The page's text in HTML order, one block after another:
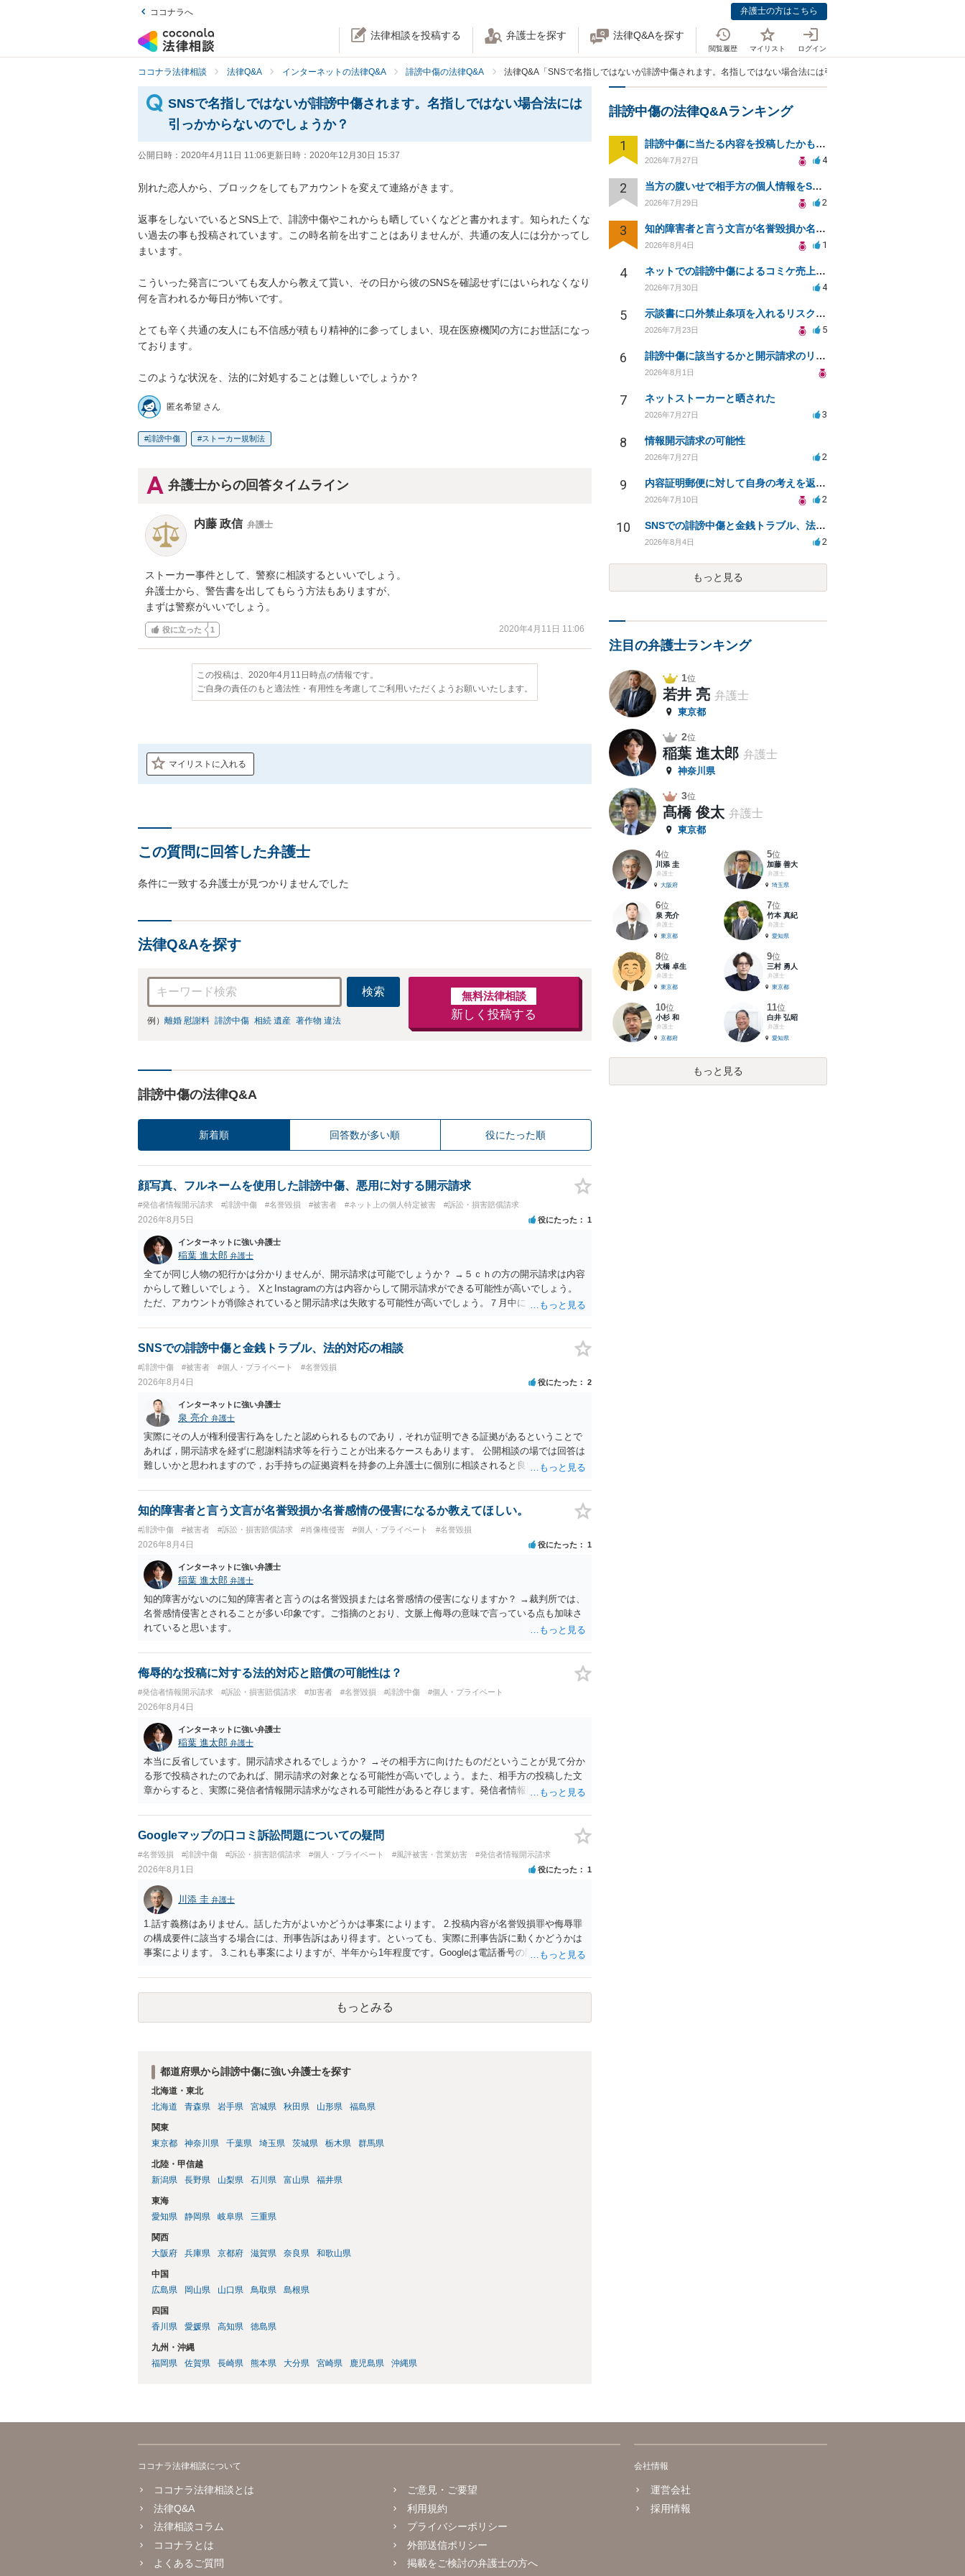
ココナラへ 弁護士の方はこちら
法律相談を投稿する 弁護士を探す 法律Q&Aを探す
閲覧履歴 マイリスト ログイン
ココナラ法律相談 法律Q&A インターネットの法律Q&A 誹謗中傷の法律Q&A 法律Q&A「SNSで名指しではないが誹謗中傷されます。名指しではない場合法には引っかからないのでしょうか？」
SNSで名指しではないが誹謗中傷されます。名指しではない場合法には
引っかからないのでしょうか？
公開日時： 2020年4月11日 11:06更新日時： 2020年12月30日 15:37
別れた恋人から、ブロックをしてもアカウントを変えて連絡がきます。
返事をしないでいるとSNS上で、誹謗中傷やこれからも晒していくなどと書かれます。知られたくな
い過去の事も投稿されています。この時名前を出すことはありませんが、共通の友人には分かってし
まいます。
こういった発言についても友人から教えて貰い、その日から彼のSNSを確認せずにはいられなくなり
何を言われるか毎日が怖いです。
とても辛く共通の友人にも不信感が積もり精神的に参ってしまい、現在医療機関の方にお世話になっ
ております。
このような状況を、法的に対処することは難しいでしょうか？
匿名希望 さん
誹謗中傷 ストーカー規制法
弁護士からの回答タイムライン
内藤 政信 弁護士
ストーカー事件として、警察に相談するといいでしょう。
弁護士から、警告書を出してもらう方法もありますが、
まずは警察がいいでしょう。
役に立った 1 2020年4月11日 11:06
この投稿は、2020年4月11日時点の情報です。
ご自身の責任のもと適法性・有用性を考慮してご利用いただくようお願いいたします。
マイリストに入れる
この質問に回答した弁護士
条件に一致する弁護士が見つかりませんでした
法律Q&Aを探す
検索
例） 離婚 慰謝料 誹謗中傷 相続 遺産 著作物 違法
無料法律相談
新しく投稿する
誹謗中傷の法律Q&A
新着順 回答数が多い順 役にたった順
顔写真、フルネームを使用した誹謗中傷、悪用に対する開示請求
#発信者情報開示請求 #誹謗中傷 #名誉毀損 #被害者 #ネット上の個人特定被害 #訴訟・損害賠償請求
2026年8月5日 役にたった 1
インターネットに強い弁護士
稲葉 進太郎 弁護士
全てが同じ人物の犯行かは分かりませんが、開示請求は可能でしょうか？ →５ｃｈの方の開示請求は内容
からして難しいでしょう。 XとInstagramの方は内容からして開示請求ができる可能性が高いでしょう。
ただ、アカウントが削除されていると開示請求は失敗する可能性が高いでしょう。７月中にアカウントが
相手に全ての弁護士費用を負担させることは可能でしょうか？ →訴訟外の交渉で相手方が認めれば負担さ
せることができるでしょう。訴訟で判決となった場合は、実際の弁護士費用が認められる場合と認められ
SNSでの誹謗中傷と金銭トラブル、法的対応の相談
#誹謗中傷 #被害者 #個人・プライベート #名誉毀損
2026年8月4日 役にたった 2
インターネットに強い弁護士
泉 亮介 弁護士
実際にその人が権利侵害行為をしたと認められるものであり，それが証明できる証拠があるということで
あれば，開示請求を経ずに慰謝料請求等を行うことが出来るケースもあります。 公開相談の場では回答は
難しいかと思われますので，お手持ちの証拠資料を持参の上弁護士に個別に相談されると良いでしょう。
知的障害者と言う文言が名誉毀損か名誉感情の侵害になるか教えてほしい。
#誹謗中傷 #被害者 #訴訟・損害賠償請求 #肖像権侵害 #個人・プライベート #名誉毀損
2026年8月4日 役にたった 1
インターネットに強い弁護士
稲葉 進太郎 弁護士
知的障害がないのに知的障害者と言うのは名誉毀損または名誉感情の侵害になりますか？ →裁判所では、
名誉感情侵害とされることが多い印象です。ご指摘のとおり、文脈上侮辱の意味で言っている点も加味さ
れていると思います。
侮辱的な投稿に対する法的対応と賠償の可能性は？
#発信者情報開示請求 #訴訟・損害賠償請求 #加害者 #名誉毀損 #誹謗中傷 #個人・プライベート
2026年8月4日
インターネットに強い弁護士
稲葉 進太郎 弁護士
本当に反省しています。開示請求されるでしょうか？ →その相手方に向けたものだということが見て分か
る形で投稿されたのであれば、開示請求の対象となる可能性が高いでしょう。また、相手方の投稿した文
章からすると、実際に発信者情報開示請求がなされる可能性があると存じます。発信者情報開示請求が進
カウントの登録メールに意見照会がなされます。 また、された場合賠償金はいくらでしょうか。 →ケー
スバイケースであり、数万円から１００万単位まで様々でしょう。裁判外であれば交渉して相手方の請求
Googleマップの口コミ訴訟問題についての疑問
#名誉毀損 #誹謗中傷 #訴訟・損害賠償請求 #個人・プライベート #風評被害・営業妨害 #発信者情報開示請求
2026年8月1日 役にたった 1
川添 圭 弁護士
1.話す義務はありません。話した方がよいかどうかは事案によります。 2.投稿内容が名誉毀損罪や侮辱罪
の構成要件に該当する場合には、刑事告訴はあり得ます。といっても、実際に刑事告訴に動くかどうかは
事案によります。 3.これも事案によりますが、半年から1年程度です。Googleは電話番号の開示請求もで
さらにいえば、利用者からの口コミ投稿の場合、開示請求者はある程度対象者を特定できている（ただし
証拠による裏付けか必要なので発信者情報開示請求をする）というケースが比較的多いと思われます。
もっとみる
都道府県から誹謗中傷に強い弁護士を探す
北海道・東北
北海道
青森県 岩手県 宮城県 秋田県 山形県 福島県
関東
東京都
神奈川県 千葉県 埼玉県 茨城県 栃木県 群馬県
北陸・甲信越
新潟県
長野県 山梨県 石川県 富山県 福井県
東海
愛知県
静岡県 岐阜県 三重県
関西
大阪府
兵庫県 京都府 滋賀県 奈良県 和歌山県
中国
広島県
岡山県 山口県 鳥取県 島根県
四国
香川県
愛媛県 高知県 徳島県
九州・沖縄
福岡県
佐賀県 長崎県 熊本県 大分県 宮崎県 鹿児島県 沖縄県
誹謗中傷の法律Q&Aランキング
1 誹謗中傷に当たる内容を投稿したかもしれない。開示請求や民事刑事裁判に発展しうるのか教えて欲しい。
2026年7月27日 4
2 当方の腹いせで相手方の個人情報をSNSで晒してしまい名誉毀損させてしまったかもしれない
2026年7月29日 2
3 知的障害者と言う文言が名誉毀損か名誉感情の侵害になるか教えてほしい。
2026年8月4日 1
4 ネットでの誹謗中傷によるコミケ売上減少、損害賠償は可能か？
2026年7月30日 4
5 示談書に口外禁止条項を入れるリスクはありますか？
2026年7月23日 5
6 誹謗中傷に該当するかと開示請求のリスクを知りたい
2026年8月1日
7 ネットストーカーと晒された
2026年7月27日 3
8 情報開示請求の可能性
2026年7月27日 2
9 内容証明郵便に対して自身の考えを返答しなければなりませんか？
2026年7月10日 2
10 SNSでの誹謗中傷と金銭トラブル、法的対応の相談
2026年8月4日 2
もっと見る
注目の弁護士ランキング
1位
若井 亮 弁護士
東京都
2位
稲葉 進太郎 弁護士
神奈川県
3位
髙橋 俊太 弁護士
東京都
4位
川添 圭
弁護士
大阪府
5位
加藤 善大
弁護士
埼玉県
6位
泉 亮介
弁護士
東京都
7位
竹本 真紀
弁護士
愛知県
8位
大橋 卓生
弁護士
東京都
9位
三村 勇人
弁護士
東京都
10位
小杉 和
弁護士
京都府
11位
白井 弘昭
弁護士
愛知県
もっと見る
ココナラ法律相談について
ココナラ法律相談とは
法律Q&A
法律相談コラム
ココナラとは
よくあるご質問
ご意見・ご要望
利用規約
プライバシーポリシー
外部送信ポリシー
掲載をご検討の弁護士の方へ
会社情報
運営会社
採用情報